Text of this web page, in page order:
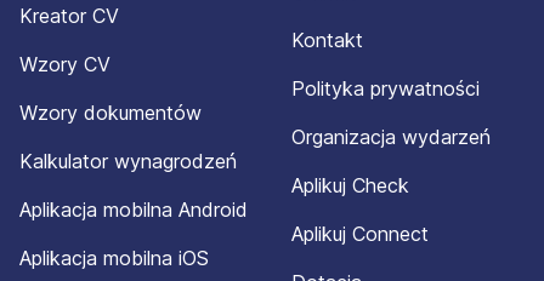
Kreator CV
Wzory CV
Wzory dokumentów
Kalkulator wynagrodzeń
Aplikacja mobilna Android
Aplikacja mobilna iOS
Kontakt
Polityka prywatności
Organizacja wydarzeń
Aplikuj Check
Aplikuj Connect